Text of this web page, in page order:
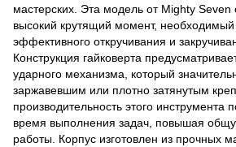
мастерских. Эта модель от Mighty Seven
высокий крутящий момент, необходимый
эффективного откручивания и
Конструкция гайковерта
ударного механизма, который
заржавевшим или плотно затянутым
производительность этого инструмента
время выполнения задач, повышая
работы. Корпус изготовлен из прочных